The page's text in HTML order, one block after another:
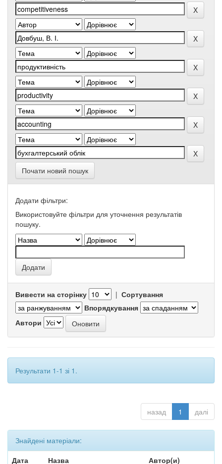
Почати новий пошук
Додати фільтри:
Використовуйте фільтри для уточнення результатів
пошуку.
Вивести на сторінку | Сортування
Впорядкування
Автори
Результати 1-1 зі 1.
назад 1 далі
Знайдені матеріали:
Дата
Назва Автор(и)